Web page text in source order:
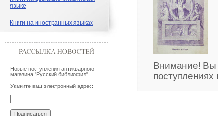
языке
Книги на иностранных языках
Новые поступления антикварного
магазина "Русский библиофил"
Укажите ваш электронный адрес:
Внимание! Вы